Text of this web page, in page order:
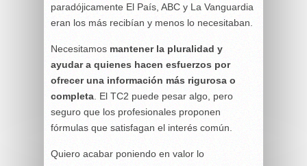
paradójicamente El País, ABC y La Vanguardia
eran los más recibían y menos lo necesitaban.
Necesitamos mantener la pluralidad y
ayudar a quienes hacen esfuerzos por
ofrecer una información más rigurosa o
completa . El TC2 puede pesar algo, pero
seguro que los profesionales proponen
fórmulas que satisfagan el interés común.
Quiero acabar poniendo en valor lo